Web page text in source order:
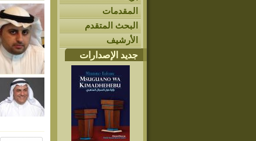
المقدمات
البحث المتقدم
الأرشيف
جديد الإصدارات